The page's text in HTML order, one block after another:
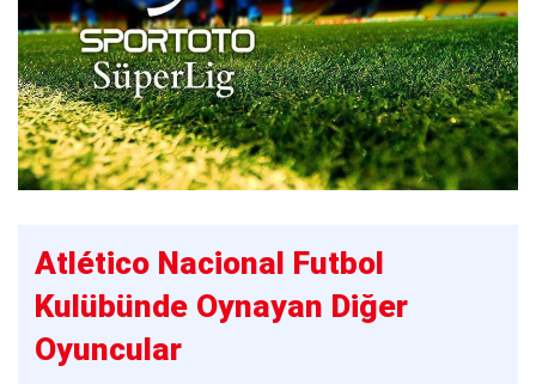
Atlético Nacional Futbol
Kulübünde Oynayan Diğer
Oyuncular